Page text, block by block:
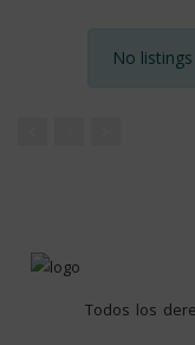
No
Todos los